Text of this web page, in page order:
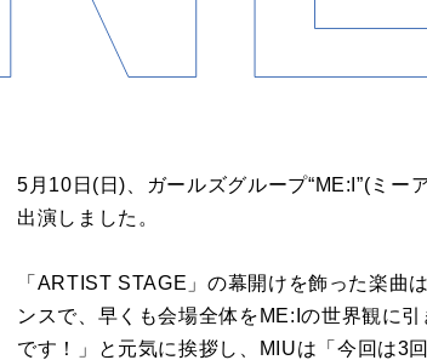
5月10日(日)、ガールズグループ“ME:I”(ミ
出演しました。
「ARTIST STAGE」の幕開けを飾った楽
ンスで、早くも会場全体をME:Iの世界観に
です！」と元気に挨拶し、MIUは「今回は3